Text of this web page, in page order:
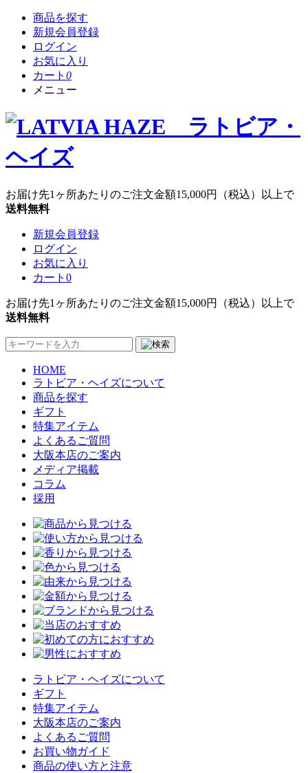
商品を探す
新規会員登録
ログイン
お気に入り
カート 0
メニュー
お届け先1ヶ所あたりのご注文金額15,000円
（税込）以上で
送料無料
新規会員登録
ログイン
お気に入り
カート 0
お届け先1ヶ所あたりのご注文金額15,000円
（税込）以上で
送料無料
HOME
ラトビア・ヘイズについて
商品を探す
ギフト
特集アイテム
よくあるご質問
大阪本店のご案内
メディア掲載
コラム
採用
ラトビア・ヘイズについて
ギフト
特集アイテム
大阪本店のご案内
よくあるご質問
お買い物ガイド
商品の使い方と注意